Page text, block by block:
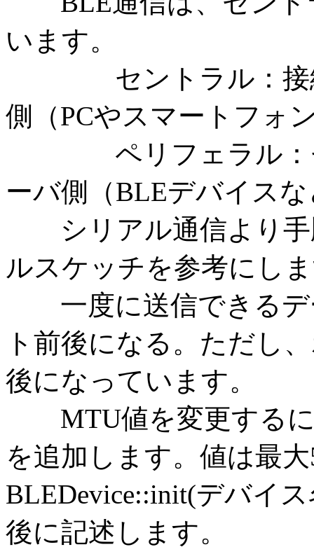
います。
セントラル：接続
側（PCやスマートフォ
ペリフェラル：セ
ーバ側（BLEデバイス
シリアル通信より手
ルスケッチを参考にし
一度に送信できるデ
ト前後になる。ただし
後になっています。
MTU値を変更するに
を追加します。値は最
BLEDevice::init(デバイ
後に記述します。